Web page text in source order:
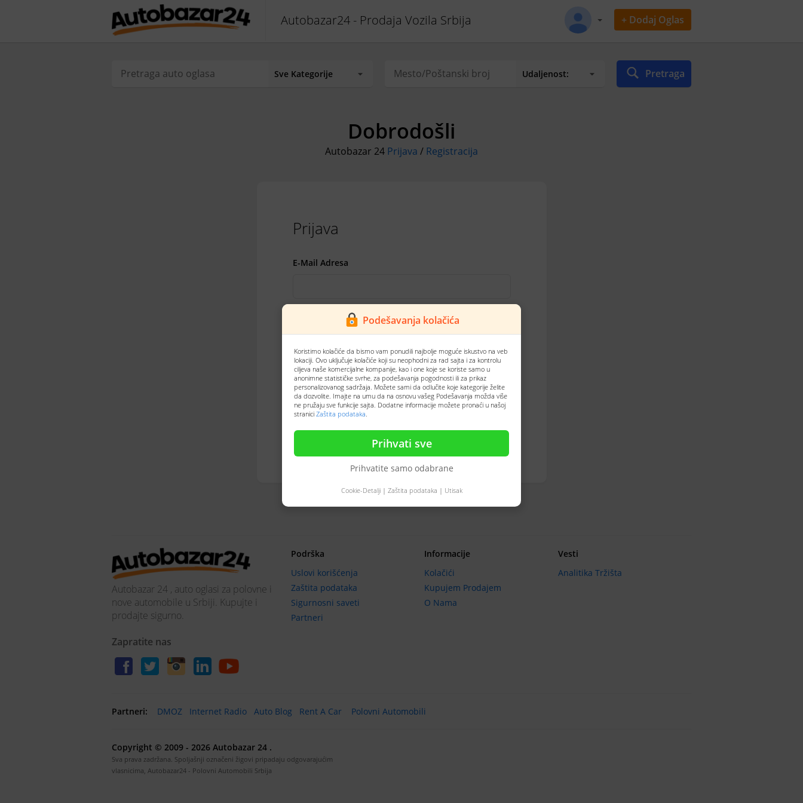
Podešavanja kolačića
Koristimo kolačiće da bismo vam ponudili najbolje moguće iskustvo na veb
lokaciji. Ovo uključuje kolačiće koji su neophodni za rad sajta i za kontrolu
ciljeva naše komercijalne kompanije, kao i one koje se koriste samo u
anonimne statističke svrhe, za podešavanja pogodnosti ili za prikaz
personalizovanog sadržaja. Možete sami da odlučite koje kategorije želite
da dozvolite. Imajte na umu da na osnovu vašeg Podešavanja možda više
ne pružaju sve funkcije sajta. Dodatne informacije možete pronaći u našoj
stranici Zaštita podataka.
Prihvati sve
Prihvatite samo odabrane
Cookie-Detalji| Zaštita podataka | Utisak
Autobazar24 - Prodaja Vozila Srbija + Dodaj Oglas
Pretraga
Dobrodošli
Autobazar 24 Prijava / Registracija
Prijava
E-Mail Adresa
Zaboravili ste lozinku?
Resetuj lozinku
Autobazar 24 , auto oglasi za polovne i
nove automobile u Srbiji. Kupujte i
prodajte sigurno.
Zapratite nas
Podrška
Uslovi korišćenja
Zaštita podataka
Sigurnosni saveti
Partneri
Informacije
Kolačići
Kupujem Prodajem
O Nama
Vesti
Analitika Tržišta
Partneri: DMOZ Internet Radio Auto Blog Rent A Car Polovni Automobili
Copyright © 2009 - 2026 Autobazar 24 .
Sva prava zadržana. Spoljašnji označeni žigovi pripadaju odgovarajućim
vlasnicima, Autobazar24 - Polovni Automobili Srbija